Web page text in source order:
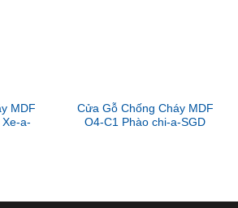
MDF
a-
Cửa Gỗ Chống Cháy MDF
O4-C1 Phào chi-a-SGD